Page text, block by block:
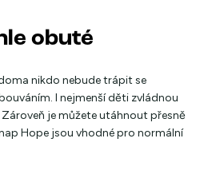
obuté
nikdo nebude trápit se
I nejmenší děti zvládnou
je můžete utáhnout přesně
Hope jsou vhodné pro normální